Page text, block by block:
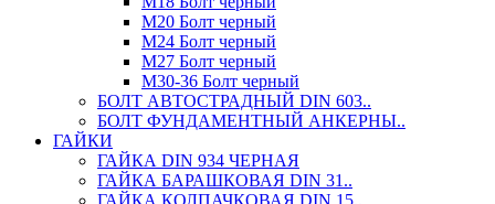
М20 Болт черный
М24 Болт черный
М27 Болт черный
М30-36 Болт черный
БОЛТ АВТОСТРАДНЫЙ DIN 603..
БОЛТ ФУНДАМЕНТНЫЙ АНКЕРНЫ..
ГАЙКИ
ГАЙКА DIN 934 ЧЕРНАЯ
ГАЙКА БАРАШКОВАЯ DIN 31..
ГАЙКА КОЛПАЧКОВАЯ DIN 15..